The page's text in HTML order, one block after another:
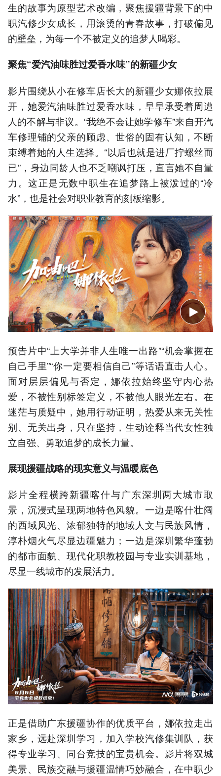
生的故事为原型艺术改编，聚焦援疆背景下的中
职汽修少女成长，用滚烫的青春故事，打破偏见
的壁垒，为每一个不被定义的追梦人喝彩。
聚焦“爱汽油味胜过爱香水味”的新疆少女
影片围绕从小在修车店长大的新疆少女娜依拉展
开，她爱汽油味胜过爱香水味，早早承受着周遭
人的不解与非议。“我绝不会让她学修车”来自开汽
车修理铺的父亲的顾虑、世俗的固有认知，不断
束缚着她的人生选择。“以后也就是进厂拧螺丝而
已”，身边同龄人也不乏嘲讽打压，直言她不自量
力。这正是无数中职生在追梦路上被泼过的“冷
水”，也是社会对职业教育的刻板缩影。
预告片中“上大学并非人生唯一出路”“机会掌握在
自己手里”“你一定要相信自己”等话语直击人心。
面对层层偏见与否定，娜依拉始终坚守内心热
爱，不被性别标签定义，不被他人眼光左右。在
迷茫与质疑中，她用行动证明，热爱从来无关性
别、无关出身，只在坚持，生动诠释当代女性独
立自强、勇敢追梦的成长力量。
展现援疆战略的现实意义与温暖底色
影片全程横跨新疆喀什与广东深圳两大城市取
景，沉浸式呈现两地特色风貌。一边是喀什壮阔
的西域风光、浓郁独特的地域人文与民族风情，
淳朴烟火气尽显边疆魅力；一边是深圳繁华蓬勃
的都市面貌、现代化职教校园与专业实训基地，
尽显一线城市的发展活力。
正是借助广东援疆协作的优质平台，娜依拉走出
家乡，远赴深圳学习，加入学校汽修集训队，获
得专业学习、同台竞技的宝贵机会。影片将双城
美景、民族交融与援疆温情巧妙融合，在中职少